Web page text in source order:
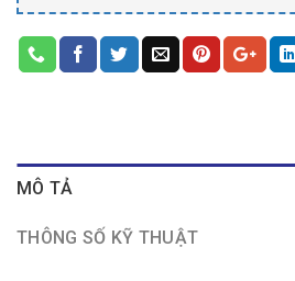
MÔ TẢ
THÔNG SỐ KỸ THUẬT